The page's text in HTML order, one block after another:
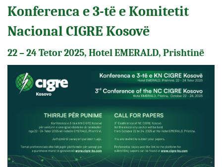
Konferenca e 3-të e Komitetit
Nacional CIGRE Kosovë
22 – 24 Tetor 2025, Hotel EMERALD, Prishtinë